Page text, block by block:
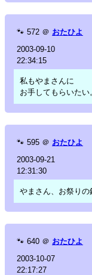
🐾 572 ＠ おたひよ
2003-09-10
22:34:15
私もやまさんに
お手してもらいたい
🐾 595 ＠ おたひよ
2003-09-21
12:31:30
やまさん、お祭り
🐾 640 ＠ おたひよ
2003-10-07
22:17:27